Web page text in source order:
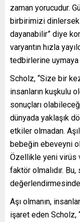
zaman yorucudur.
birbirimizi
dayanabilir” diye
varyantın hızla
tedbirlerine uymaya
Scholz, “Size bir
insanların kuşkulu
sonuçları
dünyada yaklaşık
etkiler olmadan.
bebeğin ebeveyni
Özellikle yeni virüs
faktör olmalıdır. Bu,
Aşı olmanın,
işaret eden Scholz,